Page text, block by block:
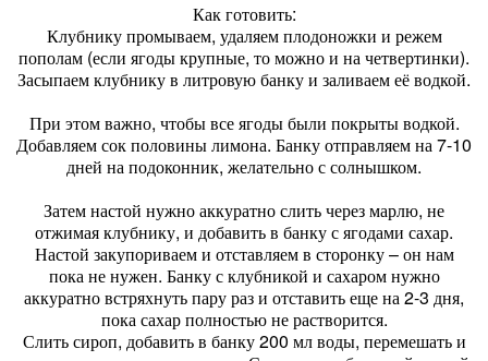
Как готовить:
Клубнику промываем, удаляем плодоножки и режем
пополам (если ягоды крупные, то можно и на четвертинки).
Засыпаем клубнику в литровую банку и заливаем её водкой.
При этом важно, чтобы все ягоды были покрыты водкой.
Добавляем сок половины лимона. Банку отправляем на 7-10
дней на подоконник, желательно с солнышком.
Затем настой нужно аккуратно слить через марлю, не
отжимая клубнику, и добавить в банку с ягодами сахар.
Настой закупориваем и отставляем в сторонку – он нам
пока не нужен. Банку с клубникой и сахаром нужно
аккуратно встряхнуть пару раз и отставить еще на 2-3 дня,
пока сахар полностью не растворится.
Слить сироп, добавить в банку 200 мл воды, перемешать и